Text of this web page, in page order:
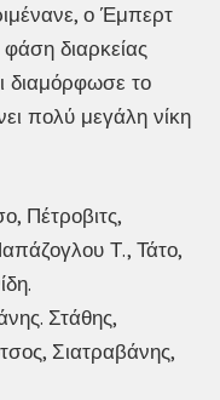
ο Έμπερτ
διαρκείας
διαμόρφωσε το
πολύ μεγάλη νίκη
Πέτροβιτς,
Τ., Τάτο,
Στάθης,
Σιατραβάνης,